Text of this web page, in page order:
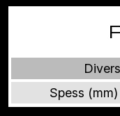
Spess (mm)